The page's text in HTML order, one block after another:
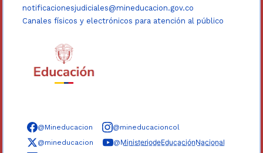
notificacionesjudiciales@mineducacion.gov.co
Canales físicos y electrónicos para atención al público
Síguenos en redes sociales
@Mineducacion
@mineducacioncol
@mineducacion
@M̲i̲n̲i̲s̲t̲e̲r̲i̲o̲d̲e̲E̲d̲u̲c̲a̲c̲i̲ó̲n̲N̲a̲c̲i̲o̲n̲a̲l̲